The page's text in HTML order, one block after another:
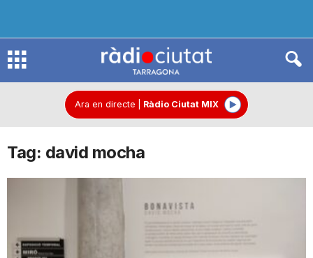
R
d
o
Ara en directe Ràdio Ciutat MIX
Tag: david mocha